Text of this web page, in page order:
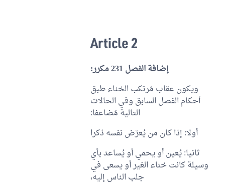
Article 2
إضافة الفصل 231 مكرر:
ويكون عقاب مُرتكب الخناء طبق
أحكام الفصل السابق وفي الحالات
التالية مُضاعفا:
أولا: إذا كان من يُعرّض نفسه ذكرا
ثانيا: يُعين أو يحمي أو يُساعد بأي
وسيلة كانت خناء الغير أو يسعى في
جلب الناس إليه،